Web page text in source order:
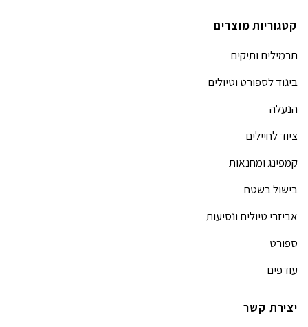
קטגוריות מוצרים
תרמילים ותיקים
ביגוד לספורט וטיולים
הנעלה
ציוד לחיילים
קמפינג ומחנאות
בישול בשטח
אביזרי טיולים ונסיעות
ספורט
עודפים
יצירת קשר